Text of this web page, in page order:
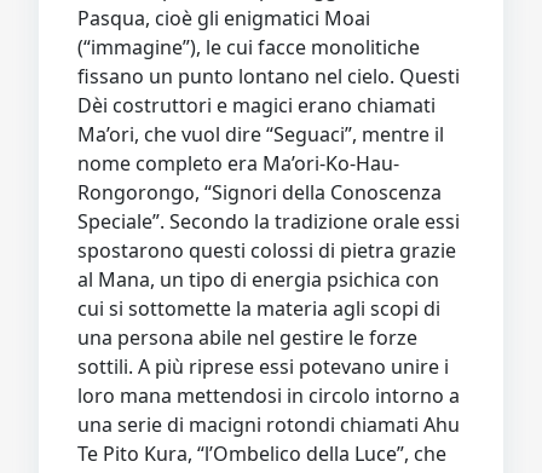
Pasqua, cioè gli enigmatici Moai
(“immagine”), le cui facce monolitiche
fissano un punto lontano nel cielo. Questi
Dèi costruttori e magici erano chiamati
Ma’ori, che vuol dire “Seguaci”, mentre il
nome completo era Ma’ori-Ko-Hau-
Rongorongo, “Signori della Conoscenza
Speciale”. Secondo la tradizione orale essi
spostarono questi colossi di pietra grazie
al Mana, un tipo di energia psichica con
cui si sottomette la materia agli scopi di
una persona abile nel gestire le forze
sottili. A più riprese essi potevano unire i
loro mana mettendosi in circolo intorno a
una serie di macigni rotondi chiamati Ahu
Te Pito Kura, “l’Ombelico della Luce”, che